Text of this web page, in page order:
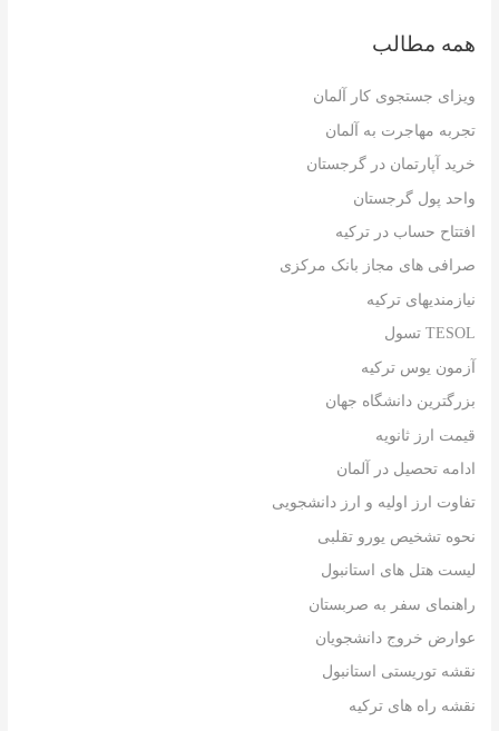
همه مطالب
ویزای جستجوی کار آلمان
تجربه مهاجرت به آلمان
خرید آپارتمان در گرجستان
واحد پول گرجستان
افتتاح حساب در ترکیه
صرافی های مجاز بانک مرکزی
نیازمندیهای ترکیه
TESOL تسول
آزمون یوس ترکیه
بزرگترین دانشگاه جهان
قیمت ارز ثانویه
ادامه تحصیل در آلمان
تفاوت ارز اولیه و ارز دانشجویی
نحوه تشخیص یورو تقلبی
لیست هتل های استانبول
راهنمای سفر به صربستان
عوارض خروج دانشجویان
نقشه توریستی استانبول
نقشه راه های ترکیه